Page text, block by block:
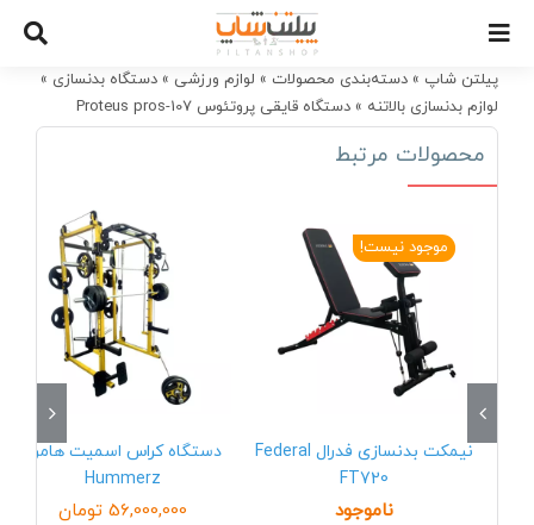
contentپیلتن شاپ » دسته‌بندی محصولات » لوازم ورزشی » دستگاه بدنسازی »
لوازم بدنسازی بالاتنه » دستگاه قایقی پروتئوس Proteus pros-107
محصولات مرتبط
موجود نیست!
نیمکت بدنسازی فدرال Federal
FT720
ناموجود
دستگاه کراس اسمیت هامرز
Hummerz
56,000,000 تومان